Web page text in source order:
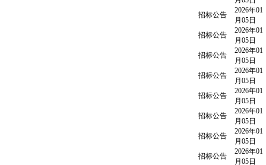
招标公告
2026年01
月05日
招标公告
2026年01
月05日
招标公告
2026年01
月05日
招标公告
2026年01
月05日
招标公告
2026年01
月05日
招标公告
2026年01
月05日
招标公告
2026年01
月05日
招标公告
2026年01
月05日